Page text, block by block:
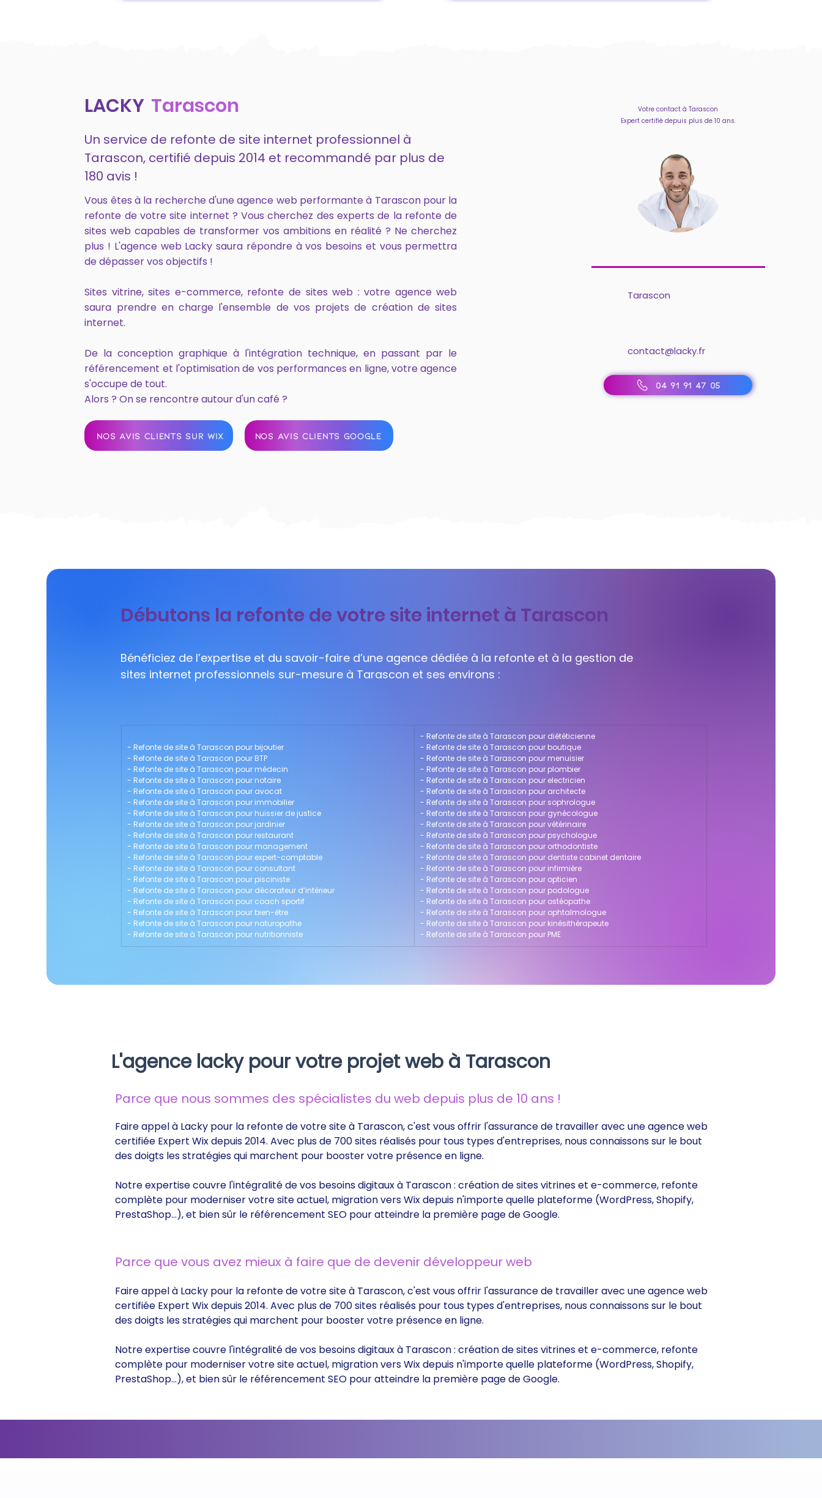
LACKY Tarascon
Un service de refonte de site internet professionnel à
Tarascon, certifié depuis 2014 et recommandé par plus de
180 avis !
Vous êtes à la recherche d'une agence web performante à Tarascon pour la
refonte de votre site internet ? Vous cherchez des experts de la refonte de
sites web capables de transformer vos ambitions en réalité ? Ne cherchez
plus ! L'agence web Lacky saura répondre à vos besoins et vous permettra
de dépasser vos objectifs !
Sites vitrine, sites e-commerce, refonte de sites web : votre agence web
saura prendre en charge l'ensemble de vos projets de création de sites
internet.
De la conception graphique à l'intégration technique, en passant par le
référencement et l'optimisation de vos performances en ligne, votre agence
s'occupe de tout.
Alors ? On se rencontre autour d'un café ?
NOS AVIS CLIENTS SUR WIX NOS AVIS CLIENTS GOOGLE
Votre contact à Tarascon
Expert certifié depuis plus de 10 ans.
Tarascon
contact@lacky.fr
04 91 91 47 05
Débutons la refonte de votre site internet à Tarascon
Bénéficiez de l’expertise et du savoir-faire d’une agence dédiée à la refonte et à la gestion de
sites internet professionnels sur-mesure à Tarascon et ses environs :
- Refonte de site à Tarascon pour bijoutier
- Refonte de site à Tarascon pour BTP
- Refonte de site à Tarascon pour médecin
- Refonte de site à Tarascon pour notaire
- Refonte de site à Tarascon pour avocat
- Refonte de site à Tarascon pour immobilier
- Refonte de site à Tarascon pour huissier de justice
- Refonte de site à Tarascon pour jardinier
- Refonte de site à Tarascon pour restaurant
- Refonte de site à Tarascon pour management
- Refonte de site à Tarascon pour expert-comptable
- Refonte de site à Tarascon pour consultant
- Refonte de site à Tarascon pour pisciniste
- Refonte de site à Tarascon pour décorateur d’intérieur
- Refonte de site à Tarascon pour coach sportif
- Refonte de site à Tarascon pour bien-être
- Refonte de site à Tarascon pour naturopathe
- Refonte de site à Tarascon pour nutritionniste
- Refonte de site à Tarascon pour diététicienne
- Refonte de site à Tarascon pour boutique
- Refonte de site à Tarascon pour menuisier
- Refonte de site à Tarascon pour plombier
- Refonte de site à Tarascon pour electricien
- Refonte de site à Tarascon pour architecte
- Refonte de site à Tarascon pour sophrologue
- Refonte de site à Tarascon pour gynécologue
- Refonte de site à Tarascon pour vétérinaire
- Refonte de site à Tarascon pour psychologue
- Refonte de site à Tarascon pour orthodontiste
- Refonte de site à Tarascon pour dentiste cabinet dentaire
- Refonte de site à Tarascon pour infirmière
- Refonte de site à Tarascon pour opticien
- Refonte de site à Tarascon pour podologue
- Refonte de site à Tarascon pour ostéopathe
- Refonte de site à Tarascon pour ophtalmologue
- Refonte de site à Tarascon pour kinésithérapeute
- Refonte de site à Tarascon pour PME
L'agence lacky pour votre projet web à Tarascon
Parce que nous sommes des spécialistes du web depuis plus de 10 ans !
Faire appel à Lacky pour la refonte de votre site à Tarascon, c'est vous offrir l'assurance de travailler avec une agence web
certifiée Expert Wix depuis 2014. Avec plus de 700 sites réalisés pour tous types d'entreprises, nous connaissons sur le bout
des doigts les stratégies qui marchent pour booster votre présence en ligne.
Notre expertise couvre l'intégralité de vos besoins digitaux à Tarascon : création de sites vitrines et e-commerce, refonte
complète pour moderniser votre site actuel, migration vers Wix depuis n'importe quelle plateforme (WordPress, Shopify,
PrestaShop...), et bien sûr le référencement SEO pour atteindre la première page de Google.
Parce que vous avez mieux à faire que de devenir développeur web
Faire appel à Lacky pour la refonte de votre site à Tarascon, c'est vous offrir l'assurance de travailler avec une agence web
certifiée Expert Wix depuis 2014. Avec plus de 700 sites réalisés pour tous types d'entreprises, nous connaissons sur le bout
des doigts les stratégies qui marchent pour booster votre présence en ligne.
Notre expertise couvre l'intégralité de vos besoins digitaux à Tarascon : création de sites vitrines et e-commerce, refonte
complète pour moderniser votre site actuel, migration vers Wix depuis n'importe quelle plateforme (WordPress, Shopify,
PrestaShop...), et bien sûr le référencement SEO pour atteindre la première page de Google.